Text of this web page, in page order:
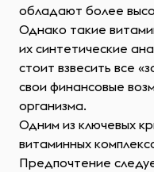
обладают более
Однако такие
их синтетические
стоит взвесить все
свои финансовые
организма.
Одним из ключевых
витаминных
Предпочтение